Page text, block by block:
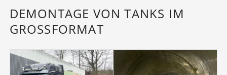
DEMONTAGE VON TANKS IM
GROSSFORMAT